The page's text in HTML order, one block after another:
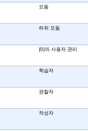
모둠
하위 모둠
{0}의 사용자 관리
학습자
관찰자
작성자